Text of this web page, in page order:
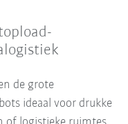
de grote
ideaal voor drukke